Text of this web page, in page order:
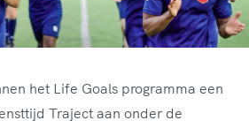
het Life Goals programma een
Traject aan onder de